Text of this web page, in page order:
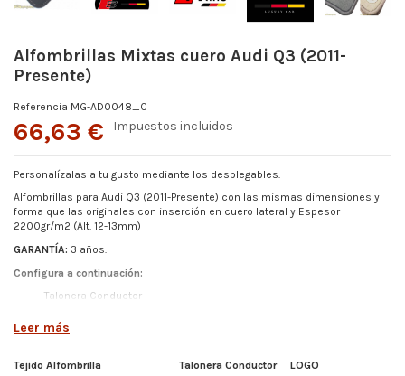
Alfombrillas Mixtas cuero Audi Q3 (2011-
Presente)
Referencia MG-AD0048_C
66,63 € Impuestos incluidos
Personalízalas a tu gusto mediante los desplegables.
Alfombrillas para Audi Q3 (2011-Presente) con las mismas dimensiones y
forma que las originales con inserción en cuero lateral y Espesor
2200gr/m2 (Alt. 12-13mm)
GARANTÍA: 3 años.
Configura a continuación:
-
Talonera Conductor
Color Ribeteado
-
Posición de Logo
Leer más
Tejido Alfombrilla Talonera Conductor LOGO